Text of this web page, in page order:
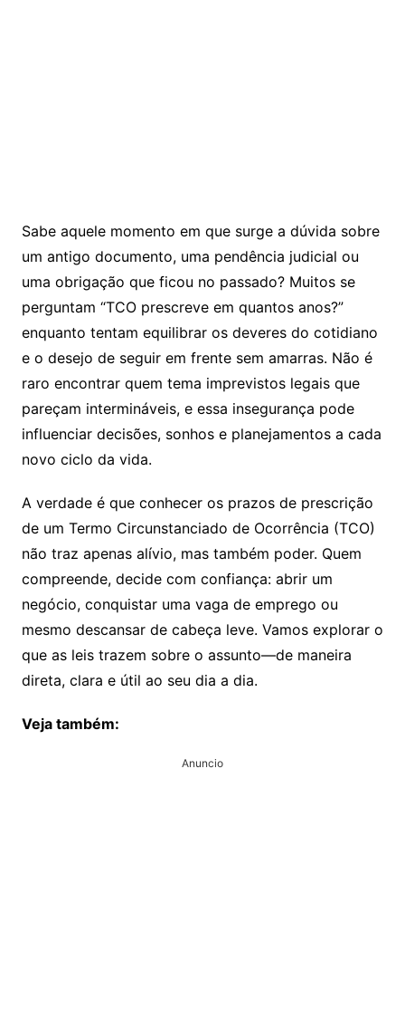
Sabe aquele momento em que surge a dúvida sobre
um antigo documento, uma pendência judicial ou
uma obrigação que ficou no passado? Muitos se
perguntam “TCO prescreve em quantos anos?”
enquanto tentam equilibrar os deveres do cotidiano
e o desejo de seguir em frente sem amarras. Não é
raro encontrar quem tema imprevistos legais que
pareçam intermináveis, e essa insegurança pode
influenciar decisões, sonhos e planejamentos a cada
novo ciclo da vida.
A verdade é que conhecer os prazos de prescrição
de um Termo Circunstanciado de Ocorrência (TCO)
não traz apenas alívio, mas também poder. Quem
compreende, decide com confiança: abrir um
negócio, conquistar uma vaga de emprego ou
mesmo descansar de cabeça leve. Vamos explorar o
que as leis trazem sobre o assunto—de maneira
direta, clara e útil ao seu dia a dia.
Veja também:
Anuncio